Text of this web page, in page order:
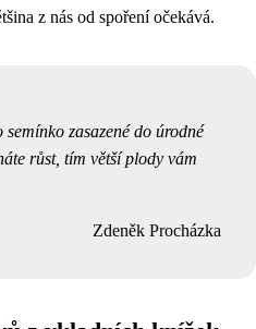
z nás od spoření očekává.
zasazené do úrodné
růst, tím větší plody vám
Zdeněk Procházka